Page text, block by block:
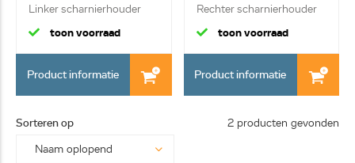
Linker scharnierhouder
van k...
toon voorraad
Product informatie
Rechter scharnierhouder
van ...
toon voorraad
Product informatie
Sorteren op 2 producten gevonden